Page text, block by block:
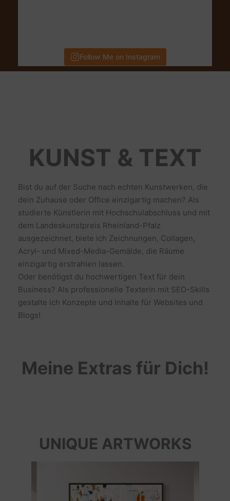
Follow Me on Instagram
KUNST & TEXT
Bist du auf der Suche nach echten Kunstwerken, die
dein Zuhause oder Office einzigartig machen? Als
studierte Künstlerin mit Hochschulabschluss und mit
dem Landeskunstpreis Rheinland-Pfalz
ausgezeichnet, biete ich Zeichnungen, Collagen,
Acryl- und Mixed-Media-Gemälde, die Räume
einzigartig erstrahlen lassen.
Oder benötigst du hochwertigen Text für dein
Business? Als professionelle Texterin mit SEO-Skills
gestalte ich Konzepte und Inhalte für Websites und
Blogs!
Meine Extras für Dich!
UNIQUE ARTWORKS